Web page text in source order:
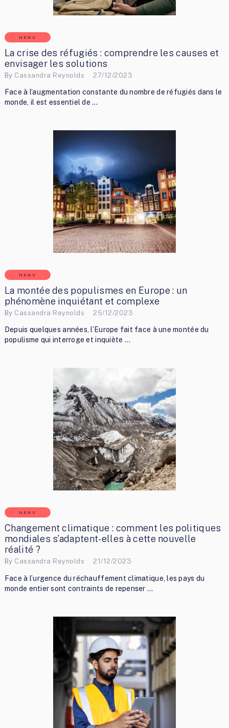
NEWS
La crise des réfugiés : comprendre les causes et
envisager les solutions
By Cassandra Reynolds 27/12/2023
Face à l’augmentation constante du nombre de réfugiés dans le
monde, il est essentiel de …
NEWS
La montée des populismes en Europe : un
phénomène inquiétant et complexe
By Cassandra Reynolds 25/12/2023
Depuis quelques années, l’Europe fait face à une montée du
populisme qui interroge et inquiète …
NEWS
Changement climatique : comment les politiques
mondiales s’adaptent-elles à cette nouvelle
réalité ?
By Cassandra Reynolds 21/12/2023
Face à l’urgence du réchauffement climatique, les pays du
monde entier sont contraints de repenser …